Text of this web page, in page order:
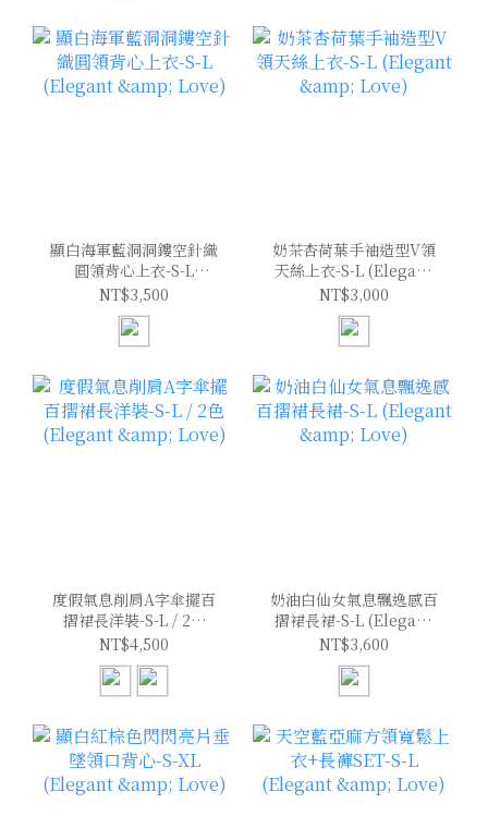
顯白海軍藍洞洞鏤空針織
圓領背心上衣-S-L
(Elegant & Love)
NT$3,500
奶茶杏荷葉手袖造型V領
天絲上衣-S-L (Elegant
& Love)
NT$3,000
度假氣息削肩A字傘擺百
摺裙長洋裝-S-L / 2色
(Elegant & Love)
NT$4,500
奶油白仙女氣息飄逸感百
摺裙長裙-S-L (Elegant
& Love)
NT$3,600